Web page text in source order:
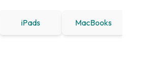
iPads MacBooks